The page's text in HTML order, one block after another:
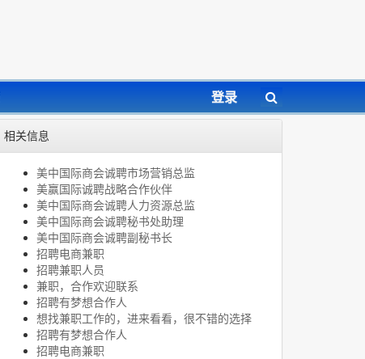
登录
相关信息
美中国际商会诚聘市场营销总监
美赢国际诚聘战略合作伙伴
美中国际商会诚聘人力资源总监
美中国际商会诚聘秘书处助理
美中国际商会诚聘副秘书长
招聘电商兼职
招聘兼职人员
兼职，合作欢迎联系
招聘有梦想合作人
想找兼职工作的，进来看看，很不错的选择
招聘有梦想合作人
招聘电商兼职